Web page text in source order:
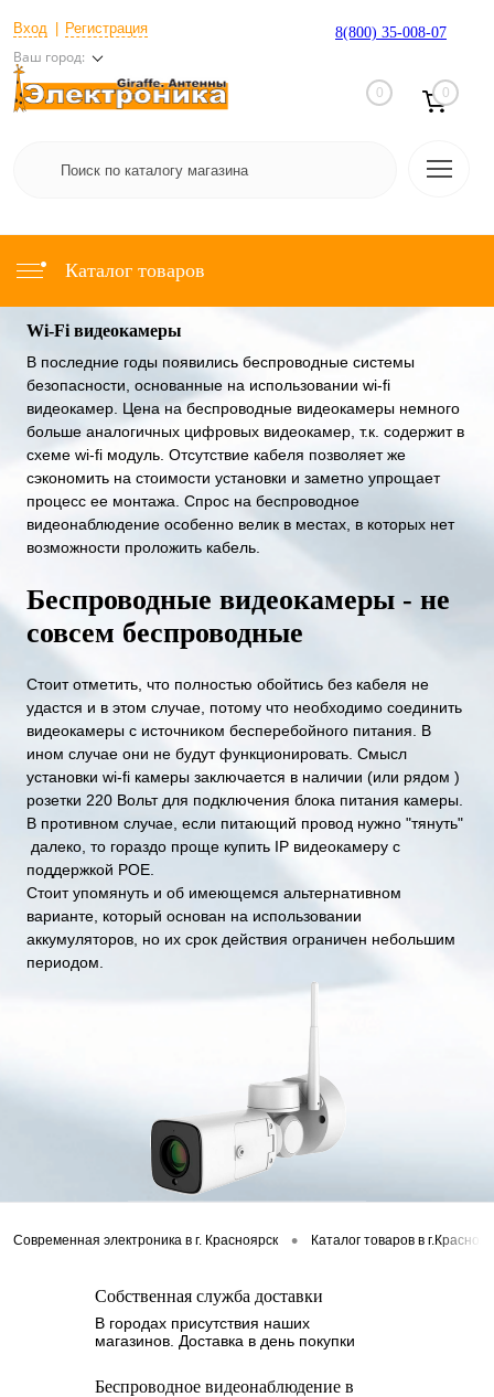
Вход Регистрация
Ваш город:
8(800) 35-008-07
0 0
Каталог товаров
Wi-Fi видеокамеры
В последние годы появились беспроводные системы
безопасности, основанные на использовании wi-fi
видеокамер. Цена на беспроводные видеокамеры немного
больше аналогичных цифровых видеокамер, т.к. содержит в
схеме wi-fi модуль. Отсутствие кабеля позволяет же
сэкономить на стоимости установки и заметно упрощает
процесс ее монтажа. Спрос на беспроводное
видеонаблюдение особенно велик в местах, в которых нет
возможности проложить кабель.
Беспроводные видеокамеры - не
совсем беспроводные
Стоит отметить, что полностью обойтись без кабеля не
удастся и в этом случае, потому что необходимо соединить
видеокамеры с источником бесперебойного питания. В
ином случае они не будут функционировать. Смысл
установки wi-fi камеры заключается в наличии (или рядом )
розетки 220 Вольт для подключения блока питания камеры.
В противном случае, если питающий провод нужно "тянуть"
далеко, то гораздо проще купить IP видеокамеру с
поддержкой POE.
Стоит упомянуть и об имеющемся альтернативном
варианте, который основан на использовании
аккумуляторов, но их срок действия ограничен небольшим
периодом.
Современная электроника в г. Красноярск • Каталог товаров в
Собственная служба доставки
В городах присутствия наших
магазинов. Доставка в день покупки
Беспроводное видеонаблюдение в